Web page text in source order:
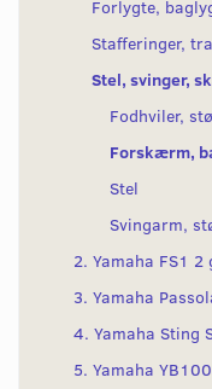
Forlygte,
Stafferinger,
Stel, svinger,
Fodhviler,
Forskærm,
Stel
Svingarm,
2. Yamaha FS1 2
3. Yamaha
4. Yamaha Sting
5. Yamaha YB100